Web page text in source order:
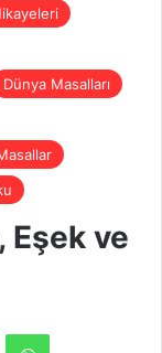
Dünya Masalları
Eşek ve
WhatsApp